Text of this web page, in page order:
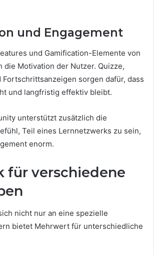
und Engagement
und Gamification-Elemente von
die Motivation der Nutzer. Quizze,
Fortschrittsanzeigen sorgen dafür, dass
und langfristig effektiv bleibt.
unterstützt zusätzlich die
Teil eines Lernnetzwerks zu sein,
enorm.
für verschiedene
nicht nur an eine spezielle
bietet Mehrwert für unterschiedliche